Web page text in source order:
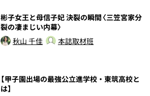
彬子女王と母信子妃 決裂の瞬間〈三笠宮家分
裂の凄まじい内幕〉
秋山 千佳
本誌取材班
【甲子園出場の最強公立進学校・東筑高校と
は】